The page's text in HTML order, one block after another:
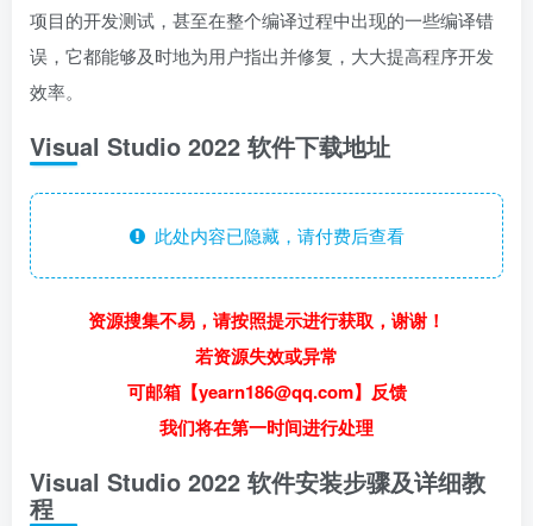
项目的开发测试，甚至在整个编译过程中出现的一些编译错
误，它都能够及时地为用户指出并修复，大大提高程序开发
效率。
Visual Studio 2022 软件下载地址
此处内容已隐藏，请付费后查看
资源搜集不易，请按照提示进行获取，谢谢！
若资源失效或异常
可邮箱【yearn186@qq.com】反馈
我们将在第一时间进行处理
Visual Studio 2022 软件安装步骤及详细教
程